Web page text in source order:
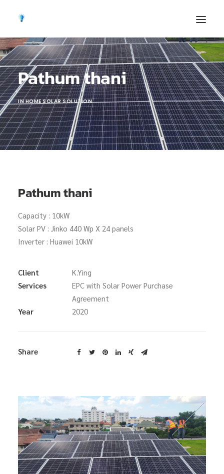
Search
Pathum thani
INHOME SOLAR SOLUTION
Pathum thani
Capacity : 10kW
Solar PV : Jinko 440 Wp X 24 panels
Inverter : Huawei 10kW
Client
K.Ying
Services
EPC with Solar Power Purchase
Agreement
Year
2020
Share